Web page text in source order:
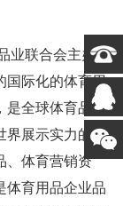
业联合会主办，
国际化的体育用
是全球体育品牌
界展示实力的重
、体育营销资
体育用品企业品